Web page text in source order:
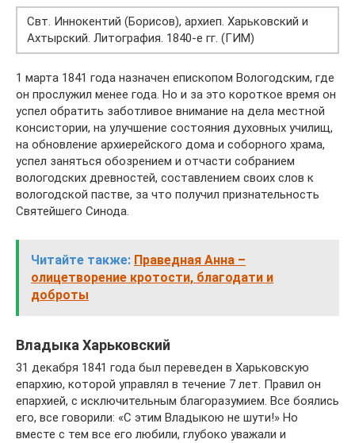
Свт. Иннокентий (Борисов), архиеп. Харьковский и
Ахтырский. Литография. 1840-е гг. (ГИМ)
1 марта 1841 года назначен епископом Вологодским, где
он прослужил менее года. Но и за это короткое время он
успел обратить заботливое внимание на дела местной
консистории, на улучшение состояния духовных училищ,
на обновление архиерейского дома и соборного храма,
успел заняться обозрением и отчасти собранием
вологодских древностей, составлением своих слов к
вологодской пастве, за что получил признательность
Святейшего Синода.
Читайте также: Праведная Анна –
олицетворение кротости, благодати и
доброты
Владыка Харьковский
31 декабря 1841 года был переведен в Харьковскую
епархию, которой управлял в течение 7 лет. Правил он
епархией, с исключительным благоразумием. Все боялись
его, все говорили: «С этим Владыкою не шути!» Но
вместе с тем все его любили, глубоко уважали и